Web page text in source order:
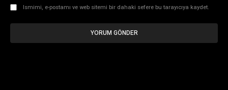
Ismimi, e-postamı ve web sitemi bir dahaki sefere bu tarayıcıya kaydet.